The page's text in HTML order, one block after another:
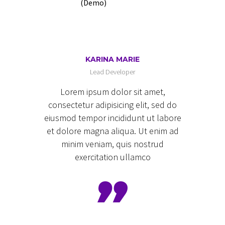
KARINA MARIE
Lead Developer
Lorem ipsum dolor sit amet,
consectetur adipisicing elit, sed do
eiusmod tempor incididunt ut labore
et dolore magna aliqua. Ut enim ad
minim veniam, quis nostrud
exercitation ullamco